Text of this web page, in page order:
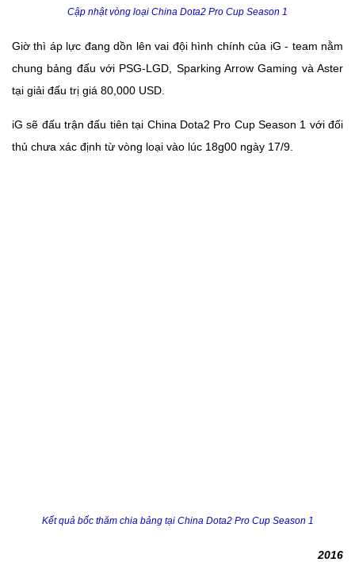
Cập nhật vòng loại China Dota2 Pro Cup Season 1
Giờ thì áp lực đang dồn lên vai đội hình chính của iG - team nằm
chung bảng đấu với PSG-LGD, Sparking Arrow Gaming và Aster
tại giải đấu trị giá 80,000 USD.
iG sẽ đấu trận đấu tiên tại China Dota2 Pro Cup Season 1 với đối
thủ chưa xác định từ vòng loại vào lúc 18g00 ngày 17/9.
Kết quả bốc thăm chia bảng tại China Dota2 Pro Cup Season 1
2016